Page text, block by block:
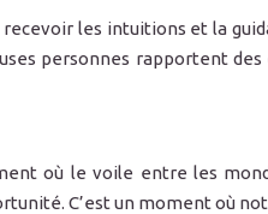
les intuitions et la
personnes rapportent des
où le voile entre les
C’est un moment où